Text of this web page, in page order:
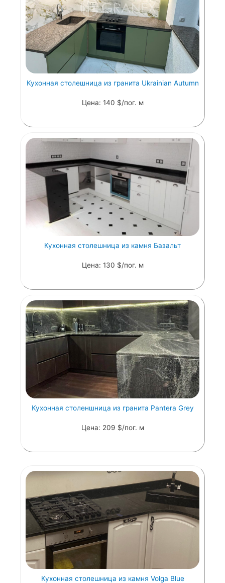
Кухонная столешница из гранита Ukrainian Autumn
Цена: 140 $/пог. м
Кухонная столешница из камня Базальт
Цена: 130 $/пог. м
Кухонная столеншница из гранита Pantera Grey
Цена: 209 $/пог. м
Кухонная столешница из камня Volga Blue